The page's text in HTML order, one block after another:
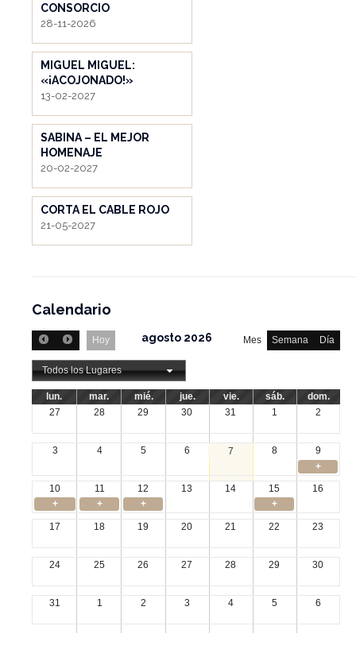
CONSORCIO
28-11-2026
MIGUEL MIGUEL:
«¡ACOJONADO!»
13-02-2027
SABINA – EL MEJOR
HOMENAJE
20-02-2027
CORTA EL CABLE ROJO
21-05-2027
Calendario
Hoy Mes Semana Día
agosto 2026
Todos los Lugares
lun. mar. mié. jue. vie. sáb.
dom.
27
28 29 30 31 1 2
3 4 5 6 7 8
9
+
10
11 12 13 14 15
16
+
+ + +
17 18 19 20 21 22 23
24 25 26 27 28 29 30
31 1 2 3 4 5 6